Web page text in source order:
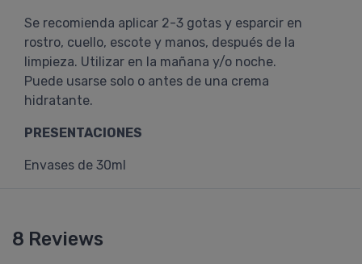
Se recomienda aplicar 2-3 gotas y esparcir en
rostro, cuello, escote y manos, después de la
limpieza. Utilizar en la mañana y/o noche.
Puede usarse solo o antes de una crema
hidratante.
PRESENTACIONES
Envases de 30ml
8 Reviews